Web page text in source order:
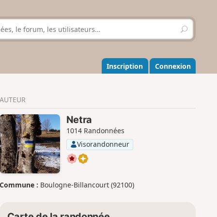
R
e
h
e
r
r
Inscription Connexion
AUTEUR
Netra
1014 Randonnées
Visorandonneur
Commune : Boulogne-Billancourt (92100)